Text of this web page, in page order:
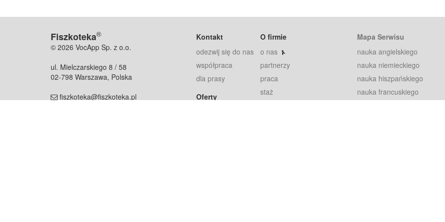
Fiszkoteka®
© 2026 VocApp Sp. z o.o.
ul. Mielczarskiego 8 / 58
02-798 Warszawa, Polska
fiszkoteka@fiszkoteka.pl
Kontakt
odezwij się do nas
współpraca
dla prasy
Oferty
O firmie
o nas
partnerzy
praca
staż
Mapa Serwisu
nauka angielskiego
nauka niemieckiego
nauka hiszpańskiego
nauka francuskiego